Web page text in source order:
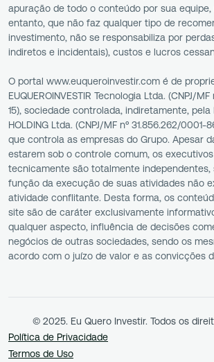
apuração de todo o conteúdo por sua equipe,
entanto, que não faz qualquer tipo de
investimento, não se responsabiliza por
indiretos e incidentais), custos e lucros
O portal www.euqueroinvestir.com é de
EUQUEROINVESTIR Tecnologia Ltda. (CNPJ/MF
15), sociedade controlada, indiretamente, pela
HOLDING Ltda. (CNPJ/MF nº 31.856.262/
que controla as empresas do Grupo. Apesar
estarem sob o controle comum, os
tecnicamente são totalmente independentes,
função da execução de suas atividades não
atividade conflitante. Desta forma, os
site são de caráter exclusivamente
qualquer aspecto, influência de decisões
negócios de outras sociedades, sendo os
acordo com o juízo de valor e as convicções
© 2025. Eu Quero Investir. Todos os
Política de Privacidade
Termos de Uso